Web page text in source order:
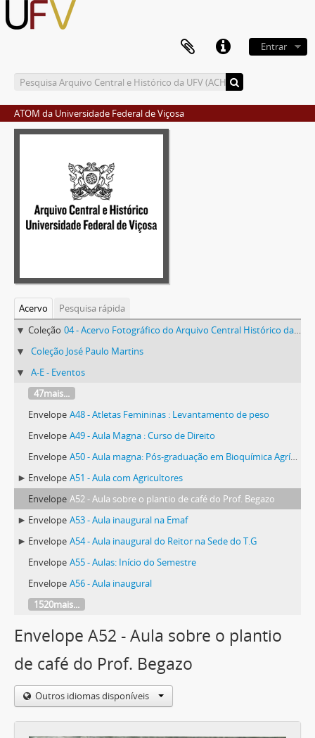
Entrar
ATOM da Universidade Federal de Viçosa
Acervo
Pesquisa rápida
Coleção 04 - Acervo Fotográfico do Arquivo Central Histórico da UFV
Coleção José Paulo Martins
A-E - Eventos
47mais...
Envelope A48 - Atletas Femininas : Levantamento de peso
Envelope A49 - Aula Magna : Curso de Direito
Envelope A50 - Aula magna: Pós-graduação em Bioquímica Agrícola
Envelope A51 - Aula com Agricultores
Envelope A52 - Aula sobre o plantio de café do Prof. Begazo
Envelope A53 - Aula inaugural na Emaf
Envelope A54 - Aula inaugural do Reitor na Sede do T.G
Envelope A55 - Aulas: Início do Semestre
Envelope A56 - Aula inaugural
1520mais...
Envelope A52 - Aula sobre o plantio
de café do Prof. Begazo
Outros idiomas disponíveis